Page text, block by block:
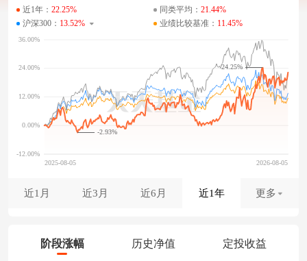
近1年： 22.25% 同类平均： 21.44%
沪深300： 13.52% 业绩比较基准： 11.45%
-2.93%
24.25%
近1月 近3月 近6月 近1年 更多
阶段涨幅 历史净值 定投收益